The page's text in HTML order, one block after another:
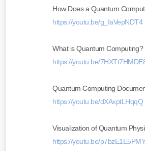
How Does a Quantum
https://youtu.be/g_IaVepNDT4
What is Quantum Computing?
https://youtu.be/
Quantum Computing
https://youtu.be/dXAxptLHqqQ
Visualization of Quantum
https://youtu.be/p7bzE1E5PMY